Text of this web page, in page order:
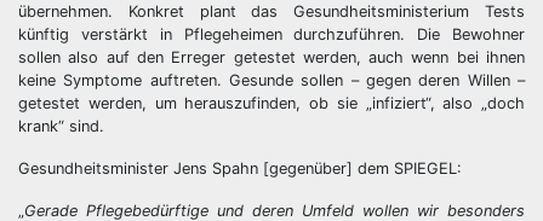
übernehmen. Konkret plant das Gesundheitsministerium Tests
künftig verstärkt in Pflegeheimen durchzuführen. Die Bewohner
sollen also auf den Erreger getestet werden, auch wenn bei ihnen
keine Symptome auftreten. Gesunde sollen – gegen deren Willen –
getestet werden, um herauszufinden, ob sie „infiziert“, also „doch
krank“ sind.
Gesundheitsminister Jens Spahn [gegenüber] dem SPIEGEL:
„Gerade Pflegebedürftige und deren Umfeld wollen wir besonders